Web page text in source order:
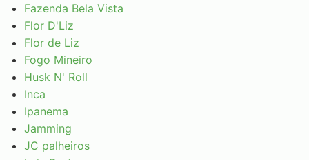
Fazenda Bela Vista
Flor D'Liz
Flor de Liz
Fogo Mineiro
Husk N' Roll
Inca
Ipanema
Jamming
JC palheiros